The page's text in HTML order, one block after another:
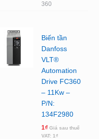
360
Biến tần
Danfoss
VLT®
Automation
Drive FC360
– 11Kw –
P/N:
134F2980
1₫ Giá sau thuế
VAT: 1₫